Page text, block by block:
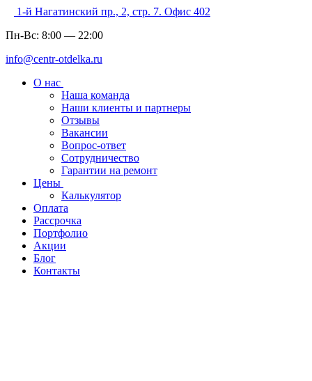
1-й Нагатинский пр., 2, стр. 7. Офис 402
Пн-Вс: 8:00 — 22:00
info@centr-otdelka.ru
О нас
Наша команда
Наши клиенты и партнеры
Отзывы
Вакансии
Вопрос-ответ
Сотрудничество
Гарантии на ремонт
Цены
Калькулятор
Оплата
Рассрочка
Портфолио
Акции
Блог
Контакты